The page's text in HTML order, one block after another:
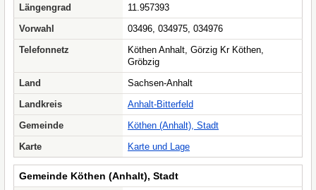
Längengrad
11.957393
Vorwahl
03496, 034975, 034976
Telefonnetz
Köthen Anhalt, Görzig Kr Köthen,
Gröbzig
Land
Sachsen-Anhalt
Landkreis
Anhalt-Bitterfeld
Gemeinde
Köthen (Anhalt), Stadt
Karte
Karte und Lage
Gemeinde Köthen (Anhalt), Stadt